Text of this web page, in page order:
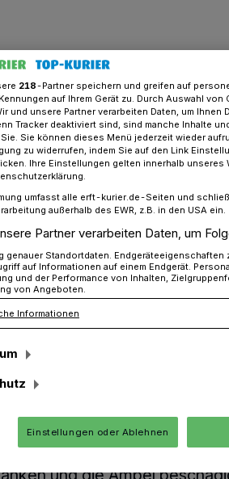
Vorerst keine Abbiegemöglichkeit nach
nach
Düsseldorf, gab es in
am Wochenende einen
und die Ampel
218-Partner speichern und greifen auf
auf Ihrem Gerät zu. Durch Auswahl
und unsere Partner verarbeiten Daten, um
Tracker deaktiviert sind, sind manche Inhalte
Sie können dieses Menü jederzeit wieder
zu widerrufen, indem Sie auf den Link
Ihre Einstellungen gelten innerhalb unseres
umfasst alle erft-kurier.de-Seiten und
außerhalb des EWR, z.B. in den USA ein.
Partner verarbeiten Daten, um
genauer Standortdaten.
auf Informationen auf einem Endgerät.
und der Performance von Inhalten,
von Angeboten.
Informationen
Einstellungen oder Ablehnen